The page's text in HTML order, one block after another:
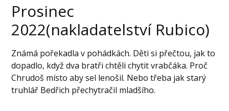
Prosinec
2022(nakladatelství Rubico)
Známá pořekadla v pohádkách. Děti si přečtou, jak to
dopadlo, když dva bratři chtěli chytit vrabčáka. Proč
Chrudoš místo aby sel lenošil. Nebo třeba jak starý
truhlář Bedřich přechytračil mladšího.